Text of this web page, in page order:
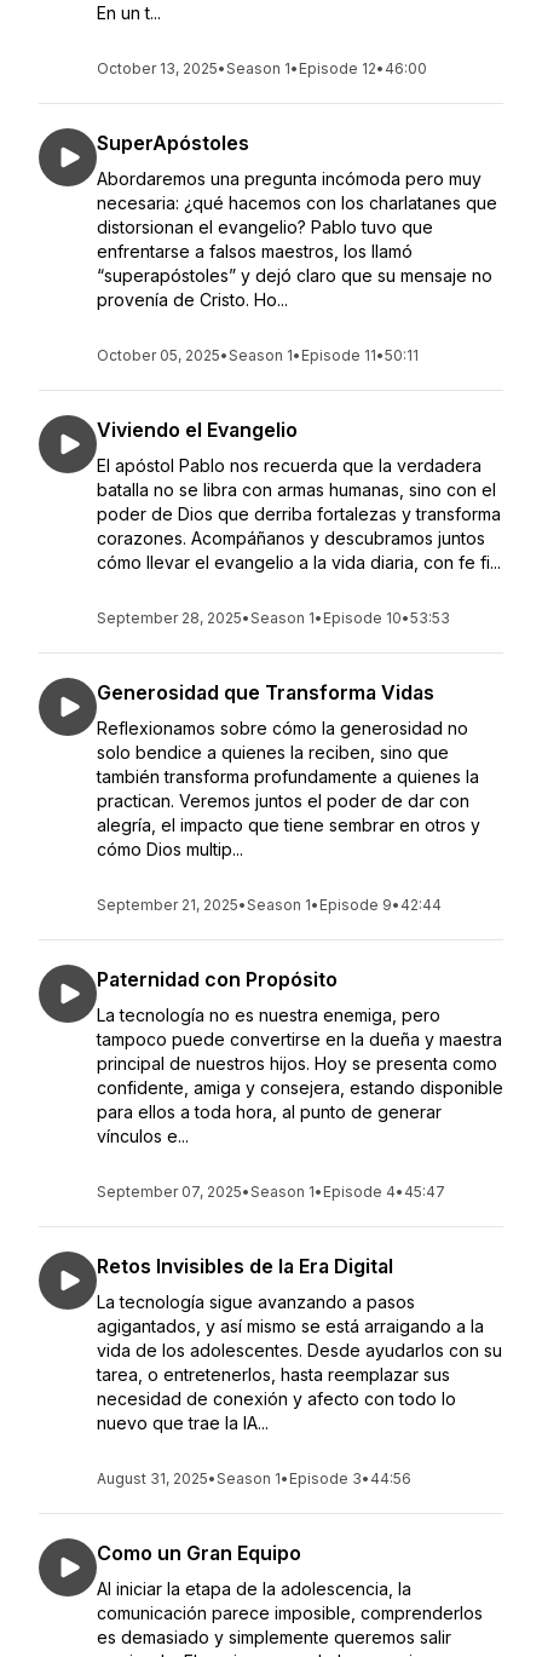
En un t...
October 13, 2025•Season 1• Episode 12• 46:00
SuperApóstoles
Abordaremos una pregunta incómoda pero muy
necesaria: ¿qué hacemos con los charlatanes que
distorsionan el evangelio? Pablo tuvo que
enfrentarse a falsos maestros, los llamó
“superapóstoles” y dejó claro que su mensaje no
provenía de Cristo. Ho...
October 05, 2025•Season 1• Episode 11•50:11
Viviendo el Evangelio
El apóstol Pablo nos recuerda que la verdadera
batalla no se libra con armas humanas, sino con el
poder de Dios que derriba fortalezas y transforma
corazones. Acompáñanos y descubramos juntos
cómo llevar el evangelio a la vida diaria, con fe fi...
September 28, 2025•Season 1• Episode 10•53:53
Generosidad que Transforma Vidas
Reflexionamos sobre cómo la generosidad no
solo bendice a quienes la reciben, sino que
también transforma profundamente a quienes la
practican. Veremos juntos el poder de dar con
alegría, el impacto que tiene sembrar en otros y
cómo Dios multip...
September 21, 2025•Season 1• Episode 9• 42:44
Paternidad con Propósito
La tecnología no es nuestra enemiga, pero
tampoco puede convertirse en la dueña y maestra
principal de nuestros hijos. Hoy se presenta como
confidente, amiga y consejera, estando disponible
para ellos a toda hora, al punto de generar
vínculos e...
September 07, 2025•Season 1• Episode 4• 45:47
Retos Invisibles de la Era Digital
La tecnología sigue avanzando a pasos
agigantados, y así mismo se está arraigando a la
vida de los adolescentes. Desde ayudarlos con su
tarea, o entretenerlos, hasta reemplazar sus
necesidad de conexión y afecto con todo lo
nuevo que trae la IA...
August 31, 2025•Season 1• Episode 3• 44:56
Como un Gran Equipo
Al iniciar la etapa de la adolescencia, la
comunicación parece imposible, comprenderlos
es demasiado y simplemente queremos salir